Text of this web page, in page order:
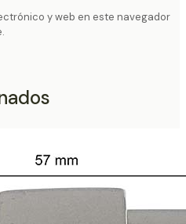
y web en este navegador